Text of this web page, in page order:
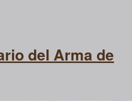
del Arma de